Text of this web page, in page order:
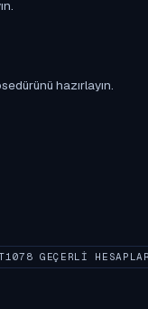
hazırlayın.
GEÇERLI